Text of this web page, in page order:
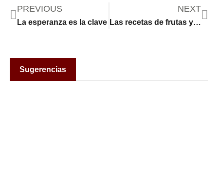
PREVIOUS
La esperanza es la clave
NEXT
Las recetas de frutas y verduras frescas ayudan a mejorar la salud del corazón
Sugerencias